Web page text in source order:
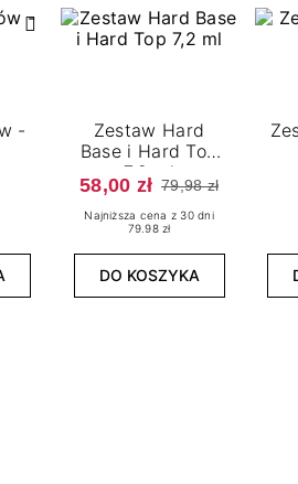
-
Zestaw Hard
Base i Hard Top
7,2 ml
58,00 zł 79,98 zł
Najniższa cena z 30 dni
79.98 zł
DO KOSZYKA